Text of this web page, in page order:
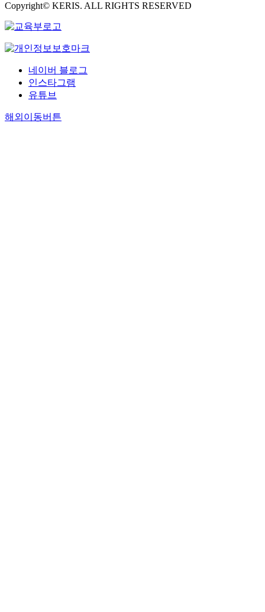
Copyright© KERIS. ALL RIGHTS RESERVED
네이버 블로그
인스타그램
유튜브
해외이동버튼